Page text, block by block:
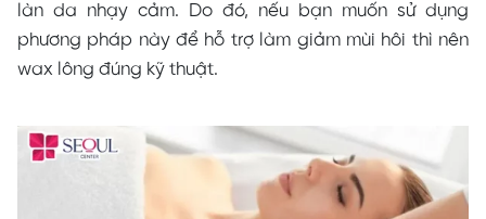
làn da nhạy cảm. Do đó, nếu bạn muốn sử dụng
phương pháp này để hỗ trợ làm giảm mùi hôi thì nên
wax lông đúng kỹ thuật.